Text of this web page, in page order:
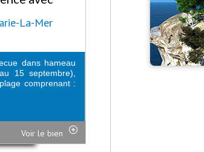
La-Mer
dans hameau
15 septembre),
comprenant :
Voir le bien